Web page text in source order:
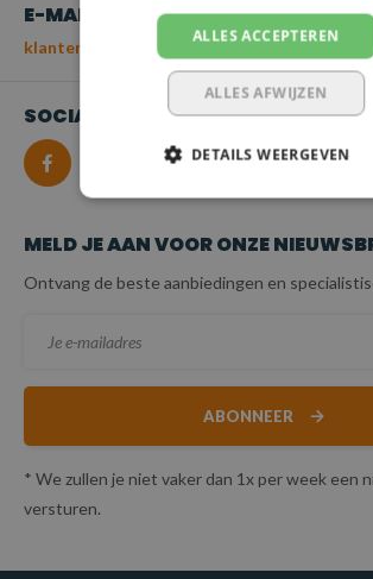
E-MAIL
klantenservice@spanbanden.nl
SOCIALMEDIA
MELD JE AAN VOOR ONZE
Ontvang de beste aanbiedingen en
ABONNEER
* We zullen je niet vaker dan 1x per week een
versturen.
ALLES ACCEPTEREN
ALLES AFWIJZEN
DETAILS WEERGEVEN